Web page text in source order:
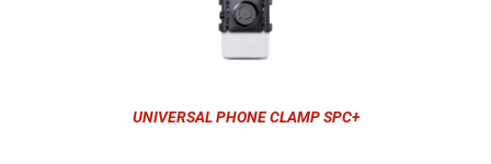
UNIVERSAL PHONE CLAMP SPC+